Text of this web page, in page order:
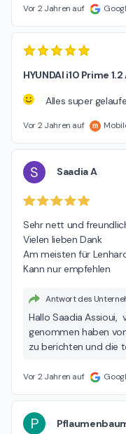
Vor 2 Jahren auf
HYUNDAI i10 Prime
Alles super
Vor 2 Jahren auf
S Saadia A
Sehr nett und
Vielen lieben Dank
Am meisten für
Kann nur empfehlen
Antwort des
Hallo Saadia Assioui,
genommen haben
zu berichten und die
über Ihre
Vor 2 Jahren auf
P